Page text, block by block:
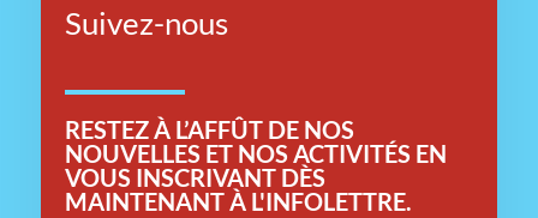
Suivez-nous
RESTEZÀ L’AFFÛT DE NOS
NOUVELLES ET NOS ACTIVITÉS EN
VOUS INSCRIVANT DÈS
MAINTENANT À L'INFOLETTRE.